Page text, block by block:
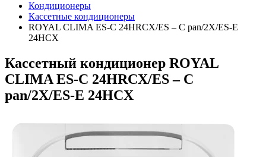
Кондиционеры
Кассетные кондиционеры
ROYAL CLIMA ES-C 24HRCX/ES – C pan/2X/ES-E
24HCX
Кассетный кондиционер ROYAL
CLIMA ES-C 24HRCX/ES – C
pan/2X/ES-E 24HCX